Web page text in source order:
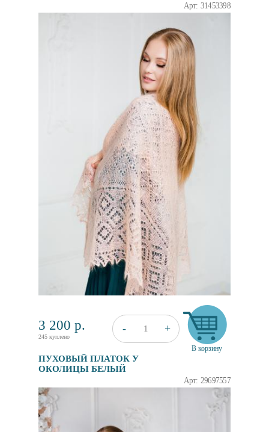
Арт: 31453398
3 200 р.
245 куплено
- 1 +
В корзину
ПУХОВЫЙ ПЛАТОК У
ОКОЛИЦЫ БЕЛЫЙ
Арт: 29697557